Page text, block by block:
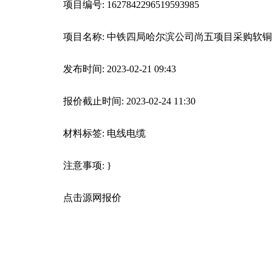
项目编号: 1627842296519593985
项目名称: 中铁四局哈尔滨公司尚五项目采购软
发布时间: 2023-02-21 09:43
报价截止时间: 2023-02-24 11:30
材料标签: 电线电缆
注意事项: }
点击源网报价